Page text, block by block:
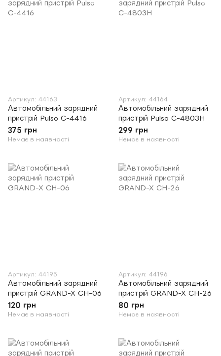
Артикул: 44163
Автомобільний зарядний
пристрій Pulso C-4416
375 грн
Немає в наявності
Артикул: 44164
Автомобільний зарядний
пристрій Pulso C-4803H
299 грн
Немає в наявності
Артикул: 44195
Автомобільний зарядний
пристрій GRAND-X CH-06
120 грн
Немає в наявності
Артикул: 44196
Автомобільний зарядний
пристрій GRAND-X CH-26
80 грн
Немає в наявності